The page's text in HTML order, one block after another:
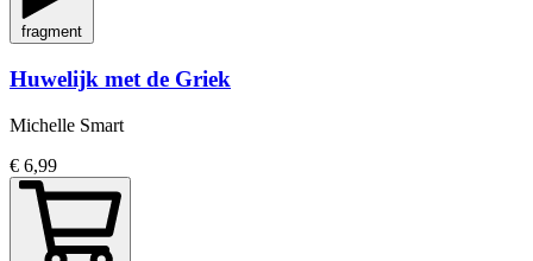
fragment
Huwelijk met de Griek
Michelle Smart
€ 6,99